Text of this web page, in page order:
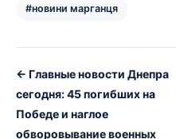
#новини марганця
← Главные новости Днепра
сегодня: 45 погибших на
Победе и наглое
обворовывание военных